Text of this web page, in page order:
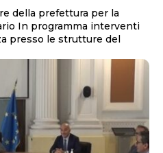
della prefettura per la
presso le strutture del